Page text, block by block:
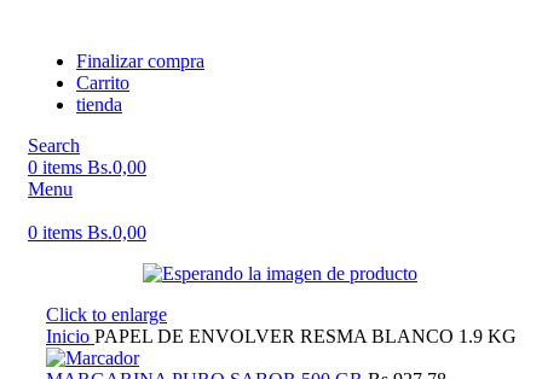
Finalizar compra
Carrito
tienda
Search
0 items Bs.0,00
Menu
0 items Bs.0,00
Click to enlarge
Inicio PAPEL DE ENVOLVER RESMA BLANCO 1.9 KG